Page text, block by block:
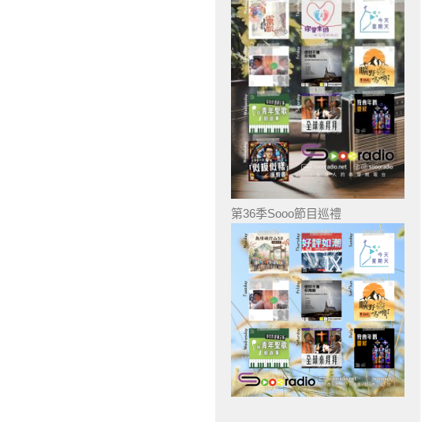
第36季Sooo節目巡禮